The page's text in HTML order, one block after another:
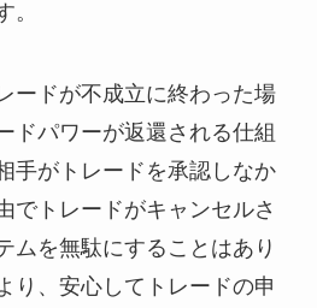
。
ードが不成立に終わった場
ドパワーが返還される仕組
手がトレードを承認しなか
でトレードがキャンセルさ
ムを無駄にすることはあり
り、安心してトレードの申